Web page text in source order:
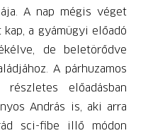
A nap mégis véget
a gyámügyi előadó
de beletörődve
A párhuzamos
előadásban
András is, aki arra
sci-fibe illő módon